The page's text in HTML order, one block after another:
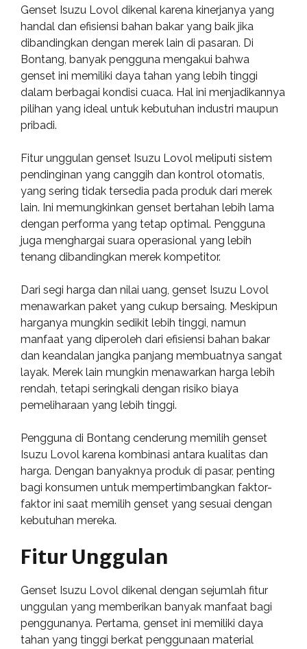
Genset Isuzu Lovol dikenal karena kinerjanya yang
handal dan efisiensi bahan bakar yang baik jika
dibandingkan dengan merek lain di pasaran. Di
Bontang, banyak pengguna mengakui bahwa
genset ini memiliki daya tahan yang lebih tinggi
dalam berbagai kondisi cuaca. Hal ini menjadikannya
pilihan yang ideal untuk kebutuhan industri maupun
pribadi.
Fitur unggulan genset Isuzu Lovol meliputi sistem
pendinginan yang canggih dan kontrol otomatis,
yang sering tidak tersedia pada produk dari merek
lain. Ini memungkinkan genset bertahan lebih lama
dengan performa yang tetap optimal. Pengguna
juga menghargai suara operasional yang lebih
tenang dibandingkan merek kompetitor.
Dari segi harga dan nilai uang, genset Isuzu Lovol
menawarkan paket yang cukup bersaing. Meskipun
harganya mungkin sedikit lebih tinggi, namun
manfaat yang diperoleh dari efisiensi bahan bakar
dan keandalan jangka panjang membuatnya sangat
layak. Merek lain mungkin menawarkan harga lebih
rendah, tetapi seringkali dengan risiko biaya
pemeliharaan yang lebih tinggi.
Pengguna di Bontang cenderung memilih genset
Isuzu Lovol karena kombinasi antara kualitas dan
harga. Dengan banyaknya produk di pasar, penting
bagi konsumen untuk mempertimbangkan faktor-
faktor ini saat memilih genset yang sesuai dengan
kebutuhan mereka.
Fitur Unggulan
Genset Isuzu Lovol dikenal dengan sejumlah fitur
unggulan yang memberikan banyak manfaat bagi
penggunanya. Pertama, genset ini memiliki daya
tahan yang tinggi berkat penggunaan material